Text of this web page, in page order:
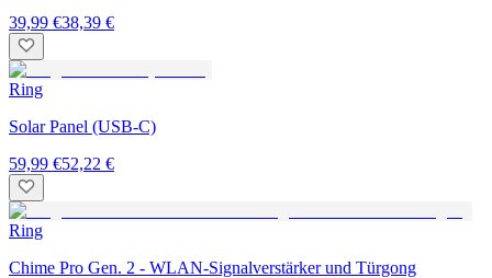
39,99 €38,39 €
Ring
Solar Panel (USB-C)
59,99 €52,22 €
Ring
Chime Pro Gen. 2 - WLAN-Signalverstärker und Türgong